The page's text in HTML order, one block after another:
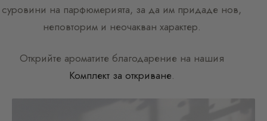
суровини на парфюмерията, за да им придаде нов,
неповторим и неочакван характер.
Открийте ароматите благодарение на нашия
Комплект за откриване.